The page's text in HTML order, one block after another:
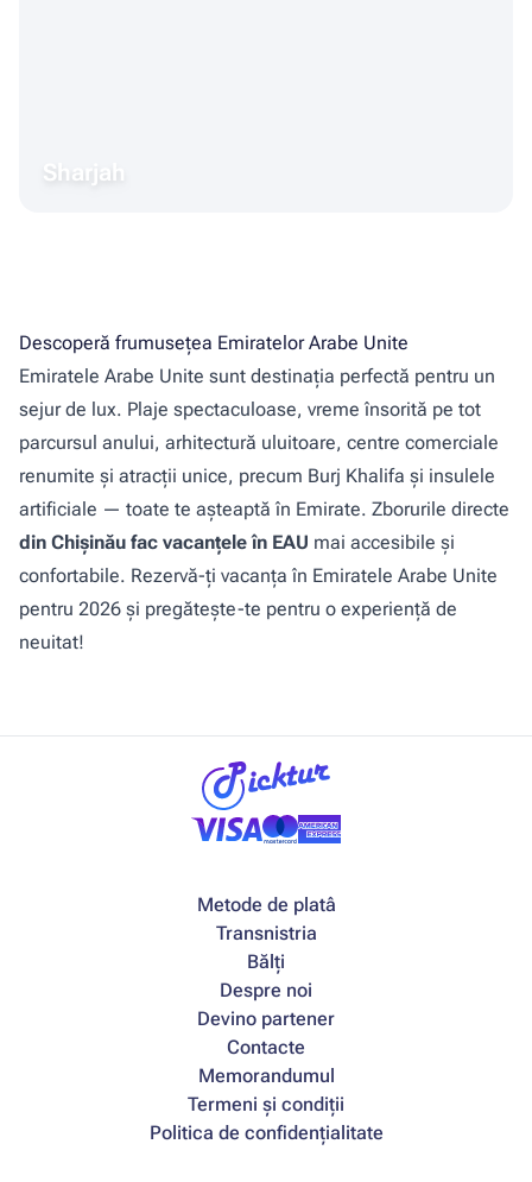
Sharjah
Descoperă frumusețea Emiratelor Arabe Unite
Emiratele Arabe Unite sunt destinația perfectă pentru un
sejur de lux. Plaje spectaculoase, vreme însorită pe tot
parcursul anului, arhitectură uluitoare, centre comerciale
renumite și atracții unice, precum Burj Khalifa și insulele
artificiale — toate te așteaptă în Emirate. Zborurile directe
din Chișinău fac vacanțele în EAU mai accesibile și
confortabile. Rezervă-ți vacanța în Emiratele Arabe Unite
pentru 2026 și pregătește-te pentru o experiență de
neuitat!
Metode de platâ
Transnistria
Bălți
Despre noi
Devino partener
Contacte
Memorandumul
Termeni și condiții
Politica de confidențialitate